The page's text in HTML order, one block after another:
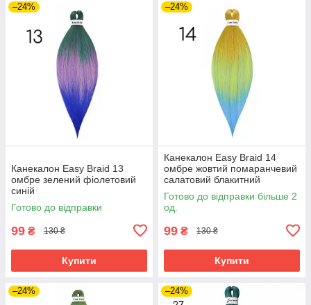
–24%
Канекалон Easy Braid 13
омбре зелений фіолетовий
синій
Готово до відправки
99 ₴ 130 ₴
Купити
–24%
Канекалон Easy Braid 14
омбре жовтий помаранчевий
салатовий блакитний
Готово до відправки більше 2
од.
99 ₴ 130 ₴
Купити
–24% –24%